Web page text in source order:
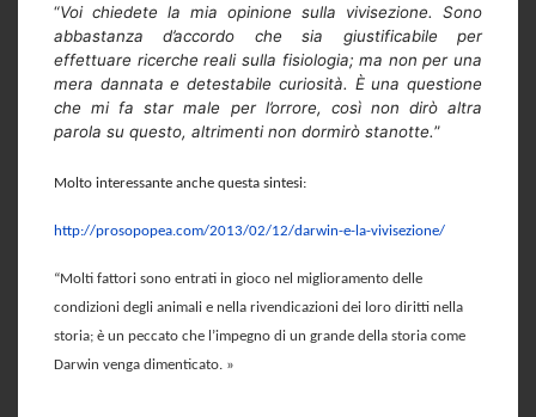
“Voi chiedete la mia opinione sulla vivisezione. Sono
abbastanza d’accordo che sia giustificabile per
effettuare ricerche reali sulla fisiologia; ma non per una
mera dannata e detestabile curiosità. È una questione
che mi fa star male per l’orrore, così non dirò altra
parola su questo, altrimenti non dormirò stanotte.”
Molto interessante anche questa sintesi:
http://prosopopea.com/2013/02/12/darwin-e-la-vivisezione/
“Molti fattori sono entrati in gioco nel miglioramento delle
condizioni degli animali e nella rivendicazioni dei loro diritti nella
storia; è un peccato che l’impegno di un grande della storia come
Darwin venga dimenticato. »